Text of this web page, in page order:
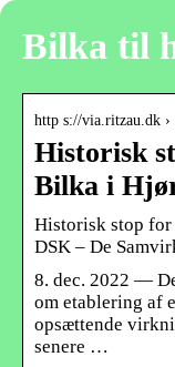
Bilka til
http s://via.ritzau.dk ›
Historisk
Bilka i
Historisk stop
DSK – De
8. dec. 2022 —
om etablering af
opsættende
senere …